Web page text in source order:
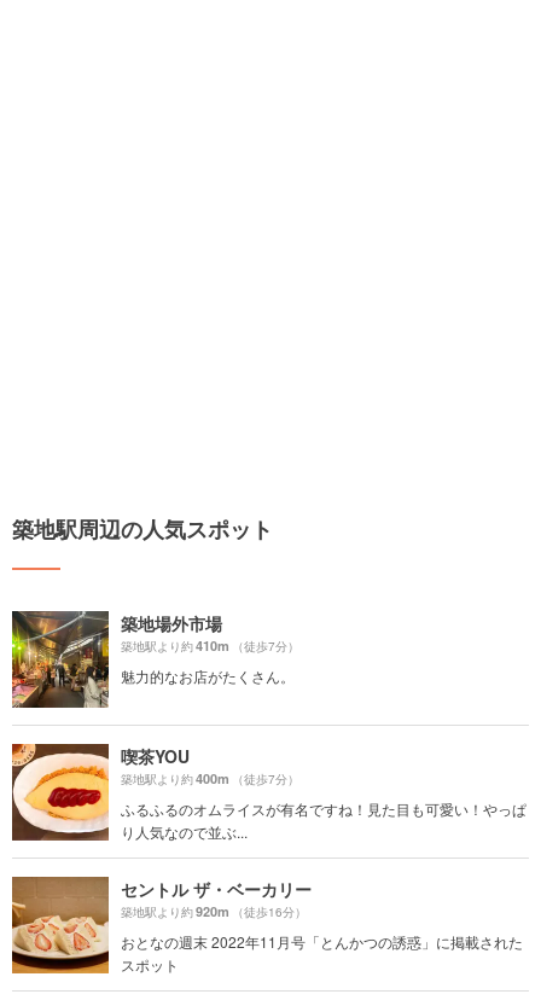
築地駅周辺の人気スポット
築地場外市場
築地駅より約410m （徒歩7分）
魅力的なお店がたくさん。
喫茶YOU
築地駅より約400m （徒歩7分）
ふるふるのオムライスが有名ですね！見た目も可愛い！やっぱ
り人気なので並ぶ...
セントル ザ・ベーカリー
築地駅より約920m （徒歩16分）
おとなの週末 2022年11月号「とんかつの誘惑」に掲載された
スポット